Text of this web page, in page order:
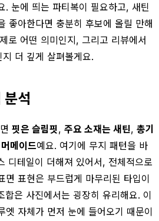
. 눈에 띄는 파티복이 필요하고, 새틴
좋아한다면 충분히 후보에 올릴 만해
로 어떤 의미인지, 그리고 리뷰에서
더 깊게 살펴볼게요.
분석
핏은 슬림핏, 주요 소재는 새틴, 총기
메이드예요. 여기에 무지 패턴을 바
디테일이 더해져 있어서, 전체적으로
면 표현은 부드럽게 마무리된 타입이
합은 사진에서는 굉장히 유리해요. 이
엣 자체가 먼저 눈에 들어오기 때문이